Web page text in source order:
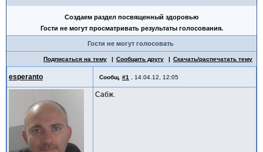
Создаем раздел посвященный здоровью
Гости не могут просматривать результаты голосования.
Гости не могут голосовать
Подписаться на тему Сообщить другу Скачать/распечатать тему
esperanto Сообщ. #1 14.04.12, 12:05
Сабж.